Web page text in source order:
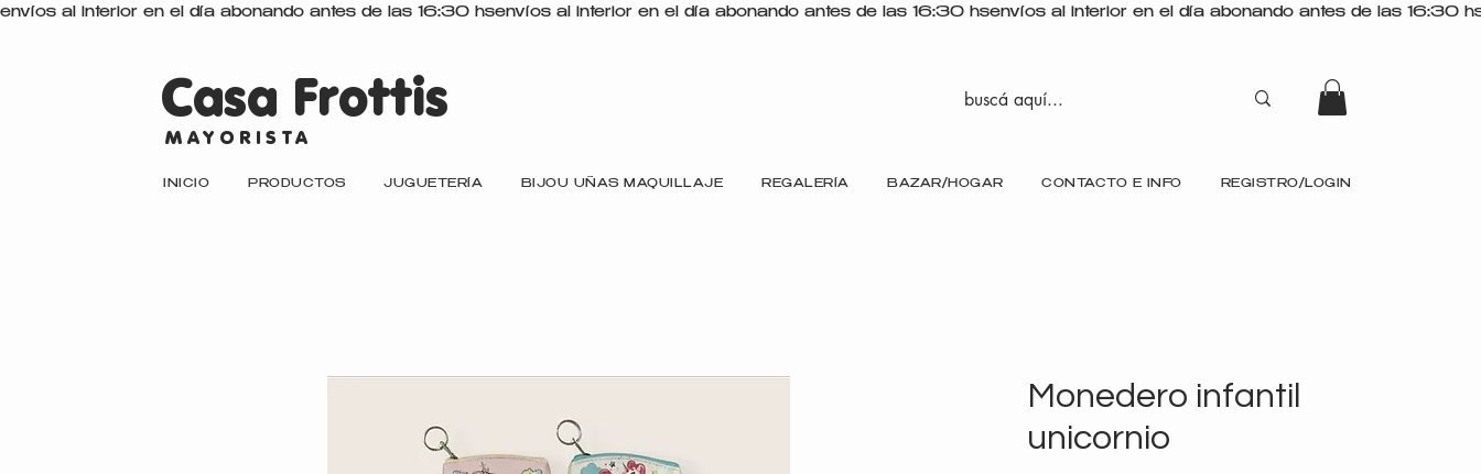
Casa Frottis
MAYORISTA
INICIO PRODUCTOS JUGUETERÍA BIJOU UÑAS MAQUILLAJE REGALERÍA BAZAR/HOGAR CONTACTO E INFO REGISTRO/LOGIN
envíos al interior en el día abonando antes de las 16:30 hs
Monedero infantil
unicornio